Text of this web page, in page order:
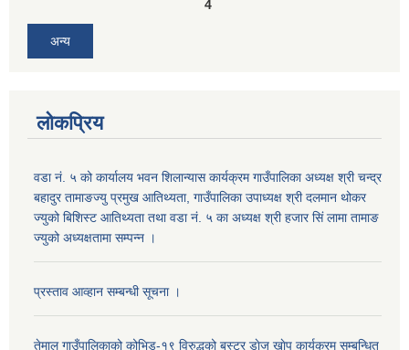
4
अन्य
लोकप्रिय
वडा नं. ५ को कार्यालय भवन शिलान्यास कार्यक्रम गाउँपालिका अध्यक्ष श्री चन्द्र
बहादुर तामाङज्यु प्रमुख आतिथ्यता, गाउँपालिका उपाध्यक्ष श्री दलमान थोकर
ज्युको बिशिस्ट आतिथ्यता तथा वडा नं. ५ का अध्यक्ष श्री हजार सिं लामा तामाङ
ज्युको अध्यक्षतामा सम्पन्न ।
प्रस्ताव आव्हान सम्बन्धी सूचना ।
तेमाल गाउँपालिकाको कोभिड-१९ विरुद्धको बुस्टर डाेज खाेप कार्यक्रम सम्बन्धित